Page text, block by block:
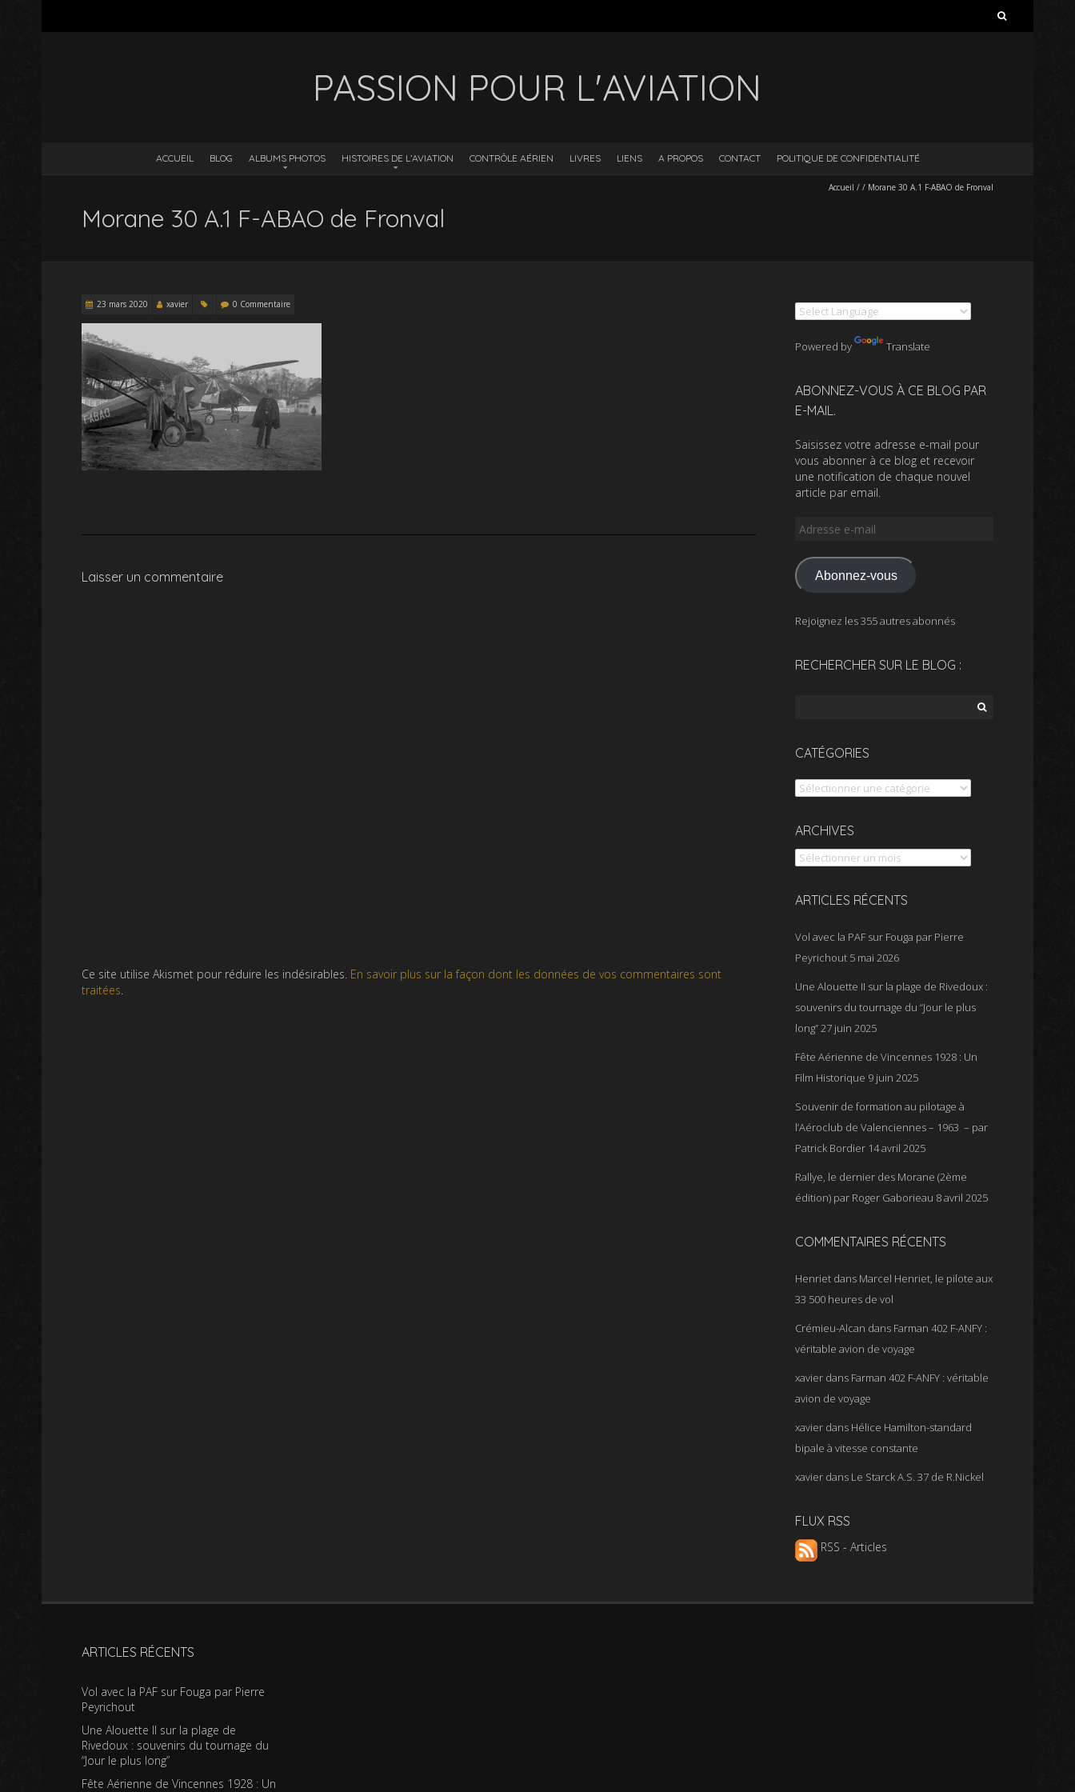
PASSION POUR L'AVIATION
ACCUEIL BLOG ALBUMS PHOTOS HISTOIRES DE L’AVIATION CONTRÔLE AÉRIEN LIVRES LIENS A PROPOS CONTACT POLITIQUE DE CONFIDENTIALITÉ
Accueil // Morane 30 A.1 F-ABAO de Fronval
Morane 30 A.1 F-ABAO de Fronval
23 mars 2020 xavier 0 Commentaire
Laisser un commentaire
Ce site utilise Akismet pour réduire les indésirables. En savoir plus sur la façon dont les données de vos commentaires sont
traitées.
Powered by Translate
ABONNEZ-VOUS À CE BLOG PAR
E-MAIL.
Saisissez votre adresse e-mail pour
vous abonner à ce blog et recevoir
une notification de chaque nouvel
article par email.
Adresse
mail
Abonnez-vous
Rejoignez les 355 autres abonnés
RECHERCHER SUR LE BLOG :
CATÉGORIES
Catégories
ARCHIVES
Archives
ARTICLES RÉCENTS
Vol avec la PAF sur Fouga par Pierre
Peyrichout 5 mai 2026
Une Alouette II sur la plage de Rivedoux :
souvenirs du tournage du “Jour le plus
long”27 juin 2025
Fête Aérienne de Vincennes 1928 : Un
Film Historique 9 juin 2025
Souvenir de formation au pilotage à
l’Aéroclub de Valenciennes – 1963 – par
Patrick Bordier 14 avril 2025
Rallye, le dernier des Morane (2ème
édition) par Roger Gaborieau 8 avril 2025
COMMENTAIRES RÉCENTS
Henriet dans Marcel Henriet, le pilote aux
33 500 heures de vol
Crémieu-Alcan dans Farman 402 F-ANFY :
véritable avion de voyage
xavier dans Farman 402 F-ANFY : véritable
avion de voyage
xavier dans Hélice Hamilton-standard
bipale à vitesse constante
xavier dans Le Starck A.S. 37 de R.Nickel
FLUX RSS
RSS - Articles
ARTICLES RÉCENTS
Vol avec la PAF sur Fouga par Pierre
Peyrichout
Une Alouette II sur la plage de
Rivedoux : souvenirs du tournage du
“Jour le plus long”
Fête Aérienne de Vincennes 1928 : Un